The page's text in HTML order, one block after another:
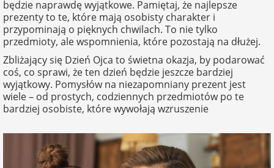
FotoKalendarze
drewniane
FotoKalendarze
magnetyczne
FotoKalendarze
adwentowe
Zawieszki do
samochodu ze
zdjęciem
Personalizowane
gry ze zdjęciem
Plakaty ze zdjęć
Kupony na
walentynki
Naklejki
Listwy do plakatów
Opakowania
prezentowe
na Dzień Mamy
na Dzień
Dziecka
na Dzień Ojca
na urodziny
dla 30-latka
dla 40-latka
dla mamy
dla taty
dla babci
będzie naprawdę wyjątkowe. Pamiętaj, że najlepsze
prezenty to te, które mają osobisty charakter i
przypominają o pięknych chwilach. To nie tylko
przedmioty, ale wspomnienia, które pozostają na dłużej.
Zbliżający się Dzień Ojca to świetna okazja, by podarować
coś, co sprawi, że ten dzień będzie jeszcze bardziej
wyjątkowy. Pomysłów na niezapomniany prezent jest
wiele – od prostych, codziennych przedmiotów po te
bardziej osobiste, które wywołają wzruszenie